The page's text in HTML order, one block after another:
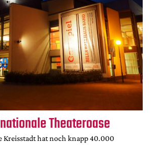
Theateroase
Kreisstadt hat noch knapp 40.000